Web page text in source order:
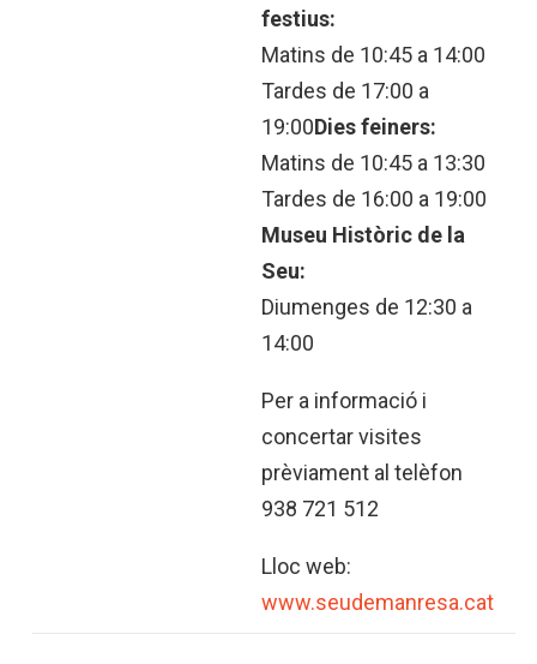
festius:
Matins de 10:45 a 14:00
Tardes de 17:00 a
19:00Dies feiners:
Matins de 10:45 a 13:30
Tardes de 16:00 a 19:00
Museu Històric de la
Seu:
Diumenges de 12:30 a
14:00
Per a informació i
concertar visites
prèviament al telèfon
938 721 512
Lloc web:
www.seudemanresa.cat